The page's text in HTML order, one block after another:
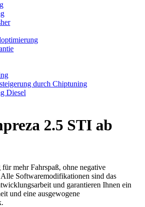
durch Chiptuning
Diesel
2.5 STI ab
mehr Fahrspaß, ohne negative
Softwaremodifikationen sind das
und garantieren Ihnen ein
und eine ausgewogene